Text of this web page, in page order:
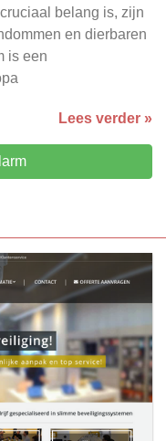
belang is, zijn
en dierbaren
is een
Lees verder »